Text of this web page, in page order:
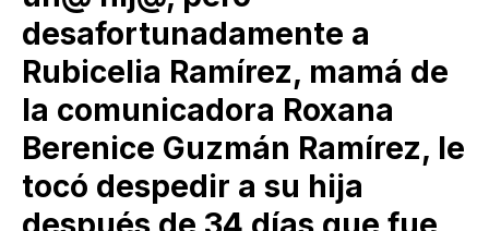
desafortunadamente a
Rubicelia Ramírez, mamá de
la comunicadora Roxana
Berenice Guzmán Ramírez, le
tocó despedir a su hija